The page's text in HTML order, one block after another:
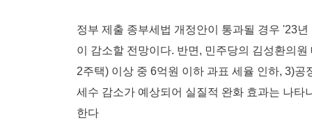
정부 제출 종부세법 개정안이 통과될 경우 '23
이 감소할 전망이다. 반면, 민주당의 김성환의
2주택) 이상 중 6억원 이하 과표 세율 인하, 3)
세수 감소가 예상되어 실질적 완화 효과는 나
한다